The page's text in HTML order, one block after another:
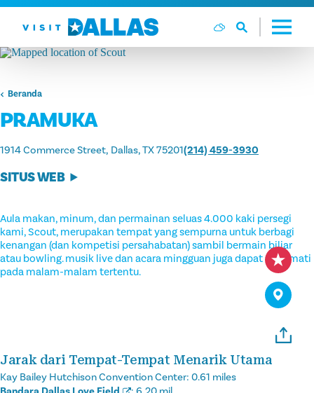
Langsung ke isi
Beranda
PRAMUKA
1914 Commerce Street Dallas, TX 75201(214) 459-3930
SITUS WEB
Aula makan, minum, dan permainan seluas 4.000 kaki persegi
kami, Scout, merupakan tempat yang sempurna untuk berbagi
kenangan (dan kompetisi persahabatan) sambil bermain biliar
atau bowling. musik live dan acara mingguan juga dapat dinikmati
pada malam-malam tertentu.
Jarak dari Tempat-Tempat Menarik Utama
Kay Bailey Hutchison Convention Center: 0.61 miles